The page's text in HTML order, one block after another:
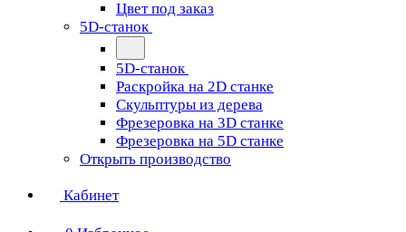
Цвет под заказ
5D-станок
5D-станок
Раскройка на 2D станке
Скульптуры из дерева
Фрезеровка на 3D станке
Фрезеровка на 5D станке
Открыть производство
Кабинет